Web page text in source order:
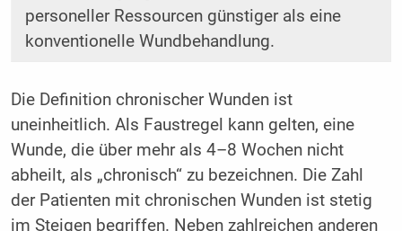
personeller Ressourcen günstiger als eine
konventionelle Wundbehandlung.
Die Definition chronischer Wunden ist
uneinheitlich. Als Faustregel kann gelten, eine
Wunde, die über mehr als 4–8 Wochen nicht
abheilt, als „chronisch“ zu bezeichnen. Die Zahl
der Patienten mit chronischen Wunden ist stetig
im Steigen begriffen. Neben zahlreichen anderen